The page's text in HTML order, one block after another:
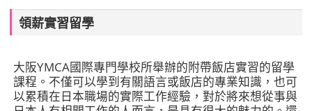
領薪實習留學
大阪YMCA國際專門學校所舉辦的附帶飯店實習的留學
課程。不僅可以學到有關語言或飯店的專業知識，也可
以累積在日本職場的實際工作經驗，對於將來想從事與